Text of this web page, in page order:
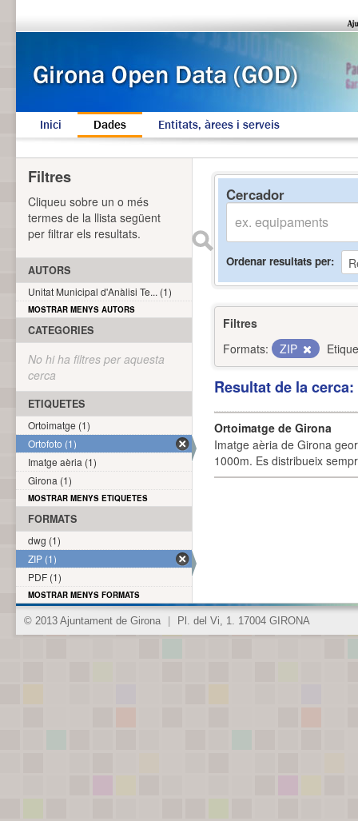
Inici Dades Entitats, àrees i serveis
Cercador
Ordenar resultats per
Filtres
Formats:
ZIP
Resultat de la
Ortoimatge de Girona
Imatge aèria de Girona
1000m. Es distribueix
Filtres
Cliqueu sobre un o més
termes de la llista següent
per filtrar els resultats.
AUTORS
Unitat Municipal d'Anàlisi Te... (1)
MOSTRAR MENYS AUTORS
CATEGORIES
No hi ha filtres per aquesta
cerca
ETIQUETES
Ortoimatge (1)
Ortofoto (1)
Imatge aèria (1)
Girona (1)
MOSTRAR MENYS ETIQUETES
FORMATS
dwg (1)
ZIP (1)
PDF (1)
MOSTRAR MENYS FORMATS
© 2013 Ajuntament de Girona Pl. del Vi, 1. 17004 GIRONA